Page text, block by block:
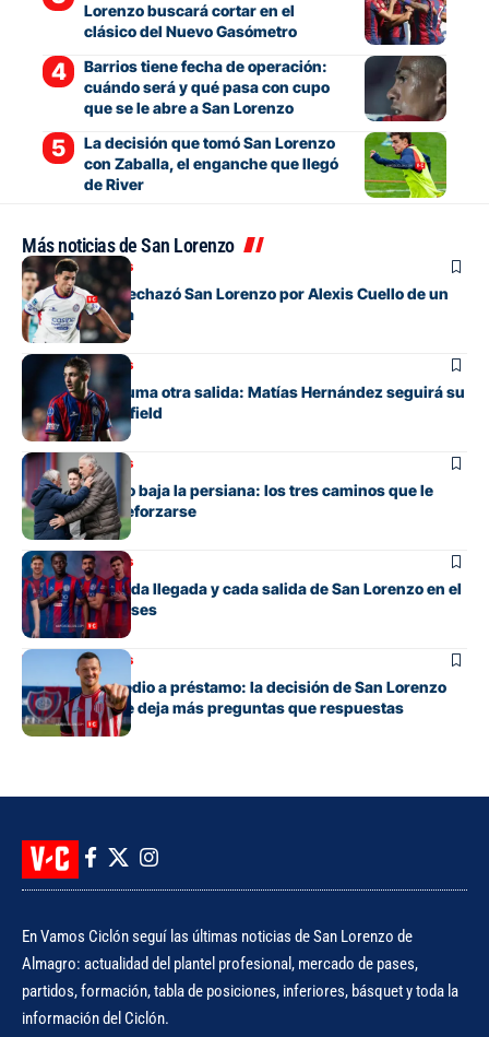
Lorenzo buscará cortar en el
clásico del Nuevo Gasómetro
Barrios tiene fecha de operación:
cuándo será y qué pasa con cupo
que se le abre a San Lorenzo
La decisión que tomó San Lorenzo
con Zaballa, el enganche que llegó
de River
Más noticias de San Lorenzo
Mercado de pases
La oferta que rechazó San Lorenzo por Alexis Cuello de un
club de España
Mercado de pases
San Lorenzo suma otra salida: Matías Hernández seguirá su
carrera en Banfield
Mercado de pases
San Lorenzo no baja la persiana: los tres caminos que le
quedan para reforzarse
Mercado de pases
El detalle de cada llegada y cada salida de San Lorenzo en el
mercado de pases
Mercado de pases
Tres años y medio a préstamo: la decisión de San Lorenzo
con Bruera que deja más preguntas que respuestas
En Vamos Ciclón seguí las últimas noticias de San Lorenzo de
Almagro: actualidad del plantel profesional, mercado de pases,
partidos, formación, tabla de posiciones, inferiores, básquet y toda la
información del Ciclón.